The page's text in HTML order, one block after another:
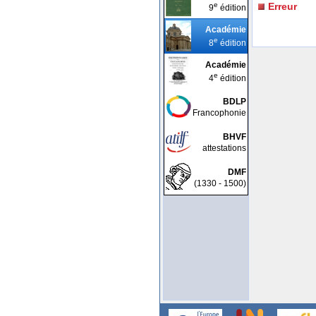
9e édition
Académie
8e édition
Académie
4e édition
BDLP
Francophonie
BHVF
attestations
DMF
(1330 - 1500)
Erreur